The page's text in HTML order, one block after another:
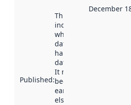
Published:
This date
indicates
when the
dataset was
harvested by
data.norge.no.
It may have
been available
earlier
elsewhere.
December